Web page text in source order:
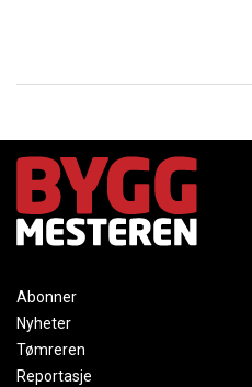
Abonner
Nyheter
Tømreren
Reportasje